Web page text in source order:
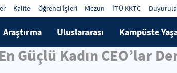
Kalite Öğrenci İşleri Mezun İTÜ KKTC
Araştırma Uluslararası Kampüste
Güçlü Kadın CEO’lar